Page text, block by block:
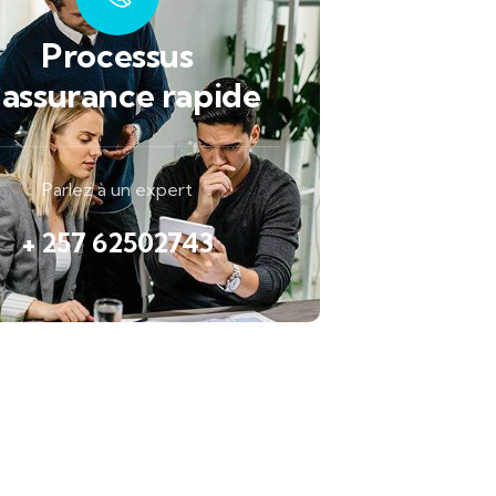
Processus
rapide
Parlez à un expert
+ 257 62502743